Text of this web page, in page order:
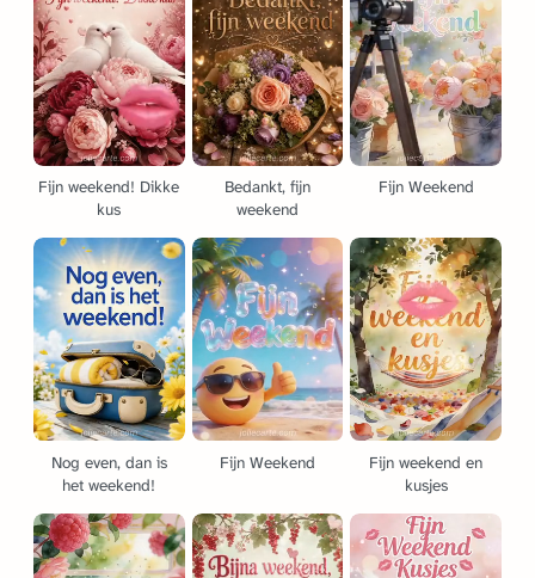
Fijn weekend! Dikke
kus
Bedankt, fijn
weekend
Fijn Weekend
Nog even, dan is
het weekend!
Fijn Weekend
Fijn weekend en
kusjes